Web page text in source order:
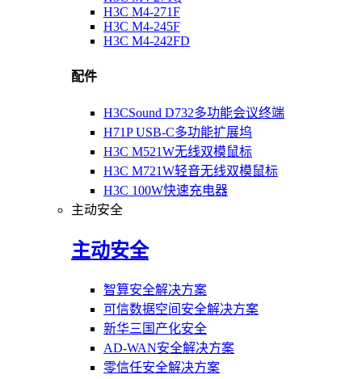
H3C M4-271F
H3C M4-245F
H3C M4-242FD
配件
H3CSound D732多功能会议终端
H71P USB-C多功能扩展坞
H3C M521W无线双模鼠标
H3C M721W轻音无线双模鼠标
H3C 100W快速充电器
主动安全
主动安全
智算安全解决方案
可信数据空间安全解决方案
新华三国产化安全
AD-WAN安全解决方案
零信任安全解决方案